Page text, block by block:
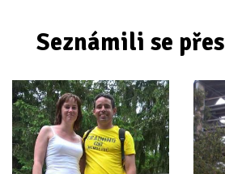
Seznámili se přes